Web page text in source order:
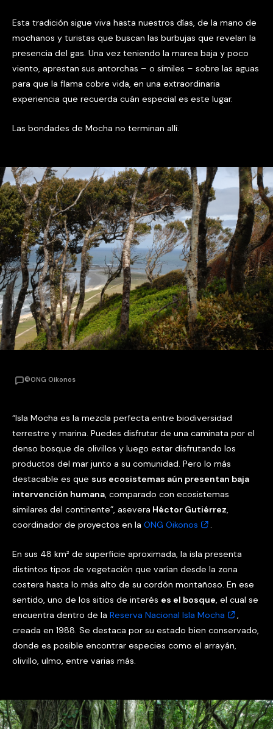
Esta tradición sigue viva hasta nuestros días, de la mano de
mochanos y turistas que buscan las burbujas que revelan la
presencia del gas. Una vez teniendo la marea baja y poco
viento, aprestan sus antorchas – o símiles – sobre las aguas
para que la flama cobre vida, en una extraordinaria
experiencia que recuerda cuán especial es este lugar.
Las bondades de Mocha no terminan allí.
©ONG Oikonos
“Isla Mocha es la mezcla perfecta entre biodiversidad
terrestre y marina. Puedes disfrutar de una caminata por el
denso bosque de olivillos y luego estar disfrutando los
productos del mar junto a su comunidad. Pero lo más
destacable es que sus ecosistemas aún presentan baja
intervención humana, comparado con ecosistemas
similares del continente”, asevera Héctor Gutiérrez,
coordinador de proyectos en la ONG Oikonos .
En sus 48 km² de superficie aproximada, la isla presenta
distintos tipos de vegetación que varían desde la zona
costera hasta lo más alto de su cordón montañoso. En ese
sentido, uno de los sitios de interés es el bosque, el cual se
encuentra dentro de la Reserva Nacional Isla Mocha
,
creada en 1988. Se destaca por su estado bien conservado,
donde es posible encontrar especies como el arrayán,
olivillo, ulmo, entre varias más.